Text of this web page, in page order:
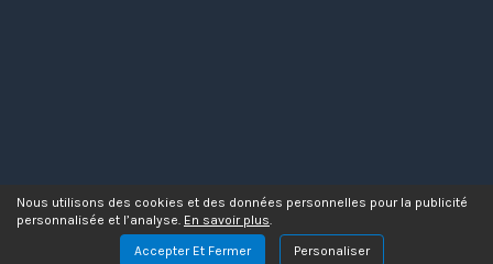
Nous utilisons des cookies et des données personnelles pour la publicité
personnalisée et l’analyse. En savoir plus.
Accepter Et Fermer
Personaliser